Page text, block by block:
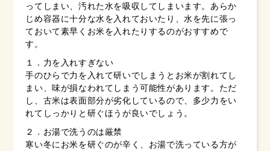
ってしまい、汚れた水を吸収してしまいます。あらか
じめ容器に十分な水を入れておいたり、水を先に張っ
ておいて素早くお米を入れたりするのがおすすめで
す。
１．力を入れすぎない
手のひらで力を入れて研いでしまうとお米が割れてし
まい、味が損なわれてしまう可能性があります。ただ
し、古米は表面部分が劣化しているので、多少力をい
れてしっかりと研ぐほうが良いでしょう。
２．お湯で洗うのは厳禁
寒い冬にお米を研ぐのが辛く、お湯で洗っている方が